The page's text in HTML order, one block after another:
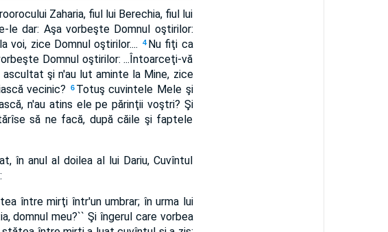
Zaharia, fiul lui Berechia, fiul lui
le dar: Aşa vorbeşte Domnul oştirilor:
voi, zice Domnul oştirilor....
4 Nu fiţi ca
Domnul oştirilor: ...Întoarceţi-vă
şi n'au lut aminte la Mine, zice
vecinic? 6 Totuş cuvintele Mele şi
n'au atins ele pe părinţii voştri? Şi
să ne facă, după căile şi faptele
în anul al doilea al lui Dariu, Cuvîntul
între mirţi într'un umbrar; în urma lui
domnul meu?`` Şi îngerul care vorbea